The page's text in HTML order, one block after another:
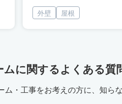
外壁
屋根
に関するよくある質
・工事をお考えの方に、知ら